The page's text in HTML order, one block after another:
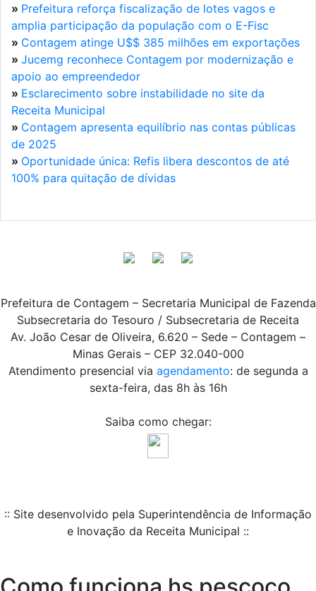
» Prefeitura reforça fiscalização de lotes vagos e
amplia participação da população com o E-Fisc
» Contagem atinge U$$ 385 milhões em exportações
» Jucemg reconhece Contagem por modernização e
apoio ao empreendedor
» Esclarecimento sobre instabilidade no site da
Receita Municipal
» Contagem apresenta equilíbrio nas contas públicas
de 2025
» Oportunidade única: Refis libera descontos de até
100% para quitação de dívidas
Prefeitura de Contagem – Secretaria Municipal de Fazenda
Subsecretaria do Tesouro / Subsecretaria de Receita
Av. João Cesar de Oliveira, 6.620 – Sede – Contagem –
Minas Gerais – CEP 32.040-000
Atendimento presencial via agendamento: de segunda a
sexta-feira, das 8h às 16h
Saiba como chegar:
:: Site desenvolvido pela Superintendência de Informação
e Inovação da Receita Municipal ::